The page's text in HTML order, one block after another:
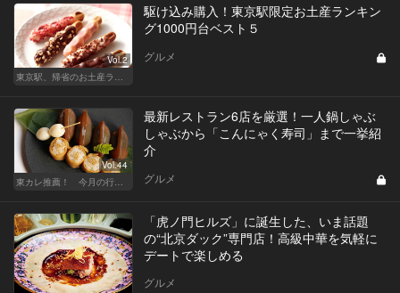
Vol.2
駆け込み購入！東京駅限定お土産ランキン
グ1000円台ベスト５
グルメ
Vol.44
最新レストラン6店を厳選！一人鍋しゃぶ
しゃぶから「こんにゃく寿司」まで一挙紹
介
グルメ
「虎ノ門ヒルズ」に誕生した、いま話題
の“北京ダック”専門店！高級中華を気軽に
デートで楽しめる
グルメ